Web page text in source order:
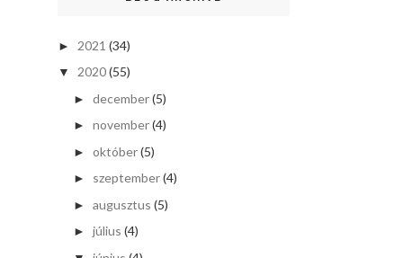
► 2021 (34)
▼ 2020(55)
► december(5)
► november(4)
► október(5)
► szeptember(4)
► augusztus (5)
► július (4)